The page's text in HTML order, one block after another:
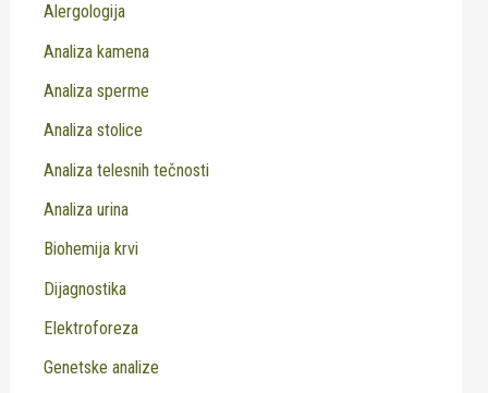
Alergologija
Analiza kamena
Analiza sperme
Analiza stolice
Analiza telesnih tečnosti
Analiza urina
Biohemija krvi
Dijagnostika
Elektroforeza
Genetske analize